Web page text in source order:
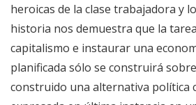
heroicas de la clase trabajadora y
historia nos demuestra que la
capitalismo e instaurar una
planificada sólo se construirá
construido una alternativa política